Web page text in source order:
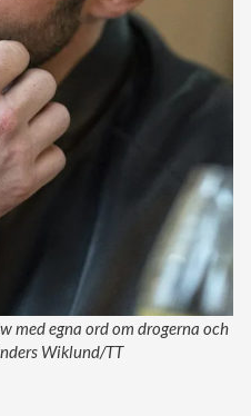
med egna ord om drogerna och
Wiklund/TT